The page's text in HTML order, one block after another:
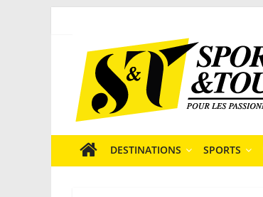
content
Tourisme
est
un
média
sur
DESTINATIONS SPORTS